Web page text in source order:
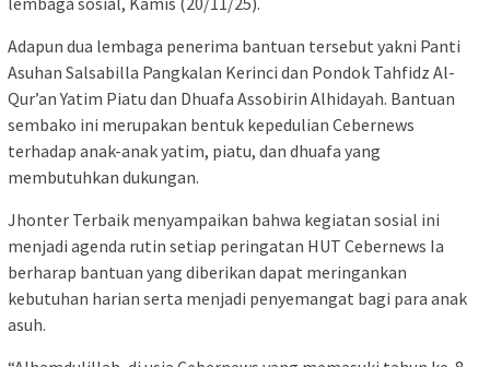
Adapun dua lembaga penerima bantuan tersebut yakni Panti
Asuhan Salsabilla Pangkalan Kerinci dan Pondok Tahfidz Al-
Qur’an Yatim Piatu dan Dhuafa Assobirin Alhidayah. Bantuan
sembako ini merupakan bentuk kepedulian Cebernews
terhadap anak-anak yatim, piatu, dan dhuafa yang
membutuhkan dukungan.
Jhonter Terbaik menyampaikan bahwa kegiatan sosial ini
menjadi agenda rutin setiap peringatan HUT Cebernews Ia
berharap bantuan yang diberikan dapat meringankan
kebutuhan harian serta menjadi penyemangat bagi para anak
asuh.